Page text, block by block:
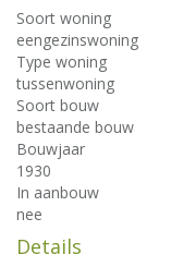
Soort woning
eengezinswoning
Type woning
tussenwoning
Soort bouw
bestaande bouw
Bouwjaar
1930
In aanbouw
nee
Details